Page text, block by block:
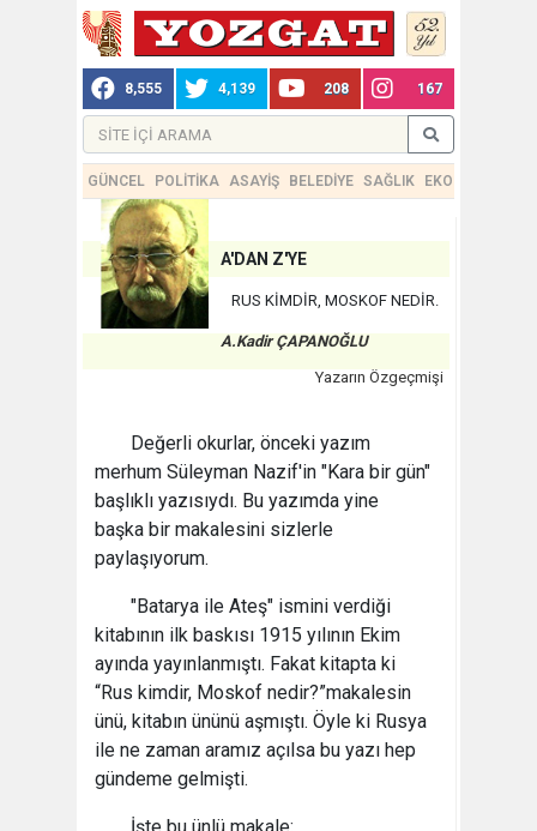
8,555 4,139 208 167
GÜNCEL POLİTİKA ASAYİŞ BELEDİYE SAĞLIK EKONOMİ
A'DAN Z'YE
RUS KİMDİR, MOSKOF NEDİR.
A.Kadir ÇAPANOĞLU
Yazarın Özgeçmişi
Değerli okurlar, önceki yazım
merhum Süleyman Nazif'in "Kara bir gün"
başlıklı yazısıydı. Bu yazımda yine
başka bir makalesini sizlerle
paylaşıyorum.
"Batarya ile Ateş" ismini verdiği
kitabının ilk baskısı 1915 yılının Ekim
ayında yayınlanmıştı. Fakat kitapta ki
“Rus kimdir, Moskof nedir?”makalesin
ünü, kitabın ününü aşmıştı. Öyle ki Rusya
ile ne zaman aramız açılsa bu yazı hep
gündeme gelmişti.